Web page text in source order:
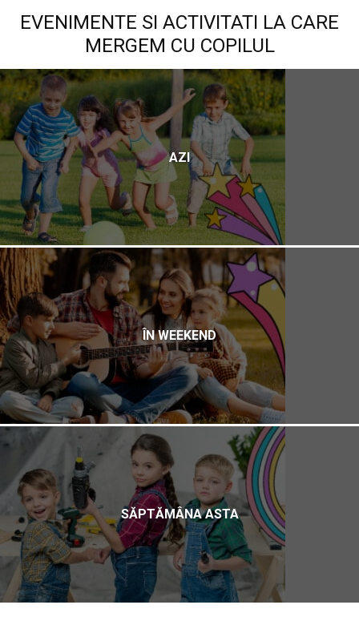
EVENIMENTE SI ACTIVITATI LA CARE
MERGEM CU COPILUL
AZI
ÎN WEEKEND
SĂPTĂMÂNA ASTA